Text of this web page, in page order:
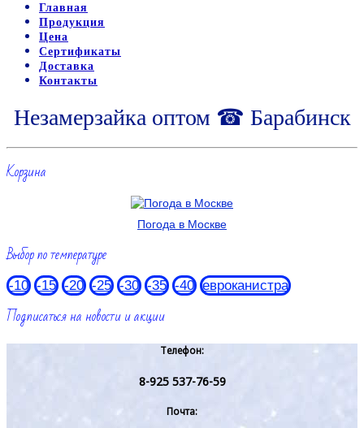
Главная
Продукция
Цена
Сертификаты
Доставка
Контакты
Незамерзайка оптом ☎ Барабинск
Корзина
Погода в Москве
Выбор по температуре
-10 -15 -20 -25 -30 -35 -40 евроканистра
Подписаться на новости и акции
Телефон:
8-925 537-76-59
Почта: